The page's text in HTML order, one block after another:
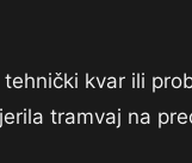
kvar ili
tramvaj na